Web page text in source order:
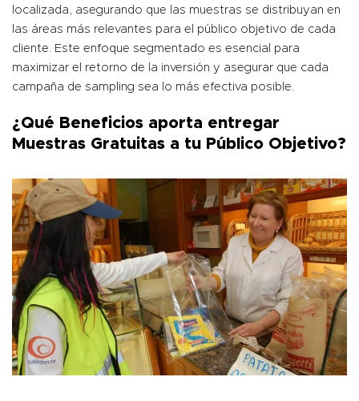
localizada, asegurando que las muestras se distribuyan en
las áreas más relevantes para el público objetivo de cada
cliente. Este enfoque segmentado es esencial para
maximizar el retorno de la inversión y asegurar que cada
campaña de sampling sea lo más efectiva posible.
¿Qué Beneficios aporta entregar
Muestras Gratuitas a tu Público Objetivo?